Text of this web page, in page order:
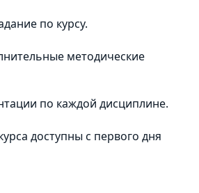
по курсу.
методические
по каждой дисциплине.
доступны с первого дня